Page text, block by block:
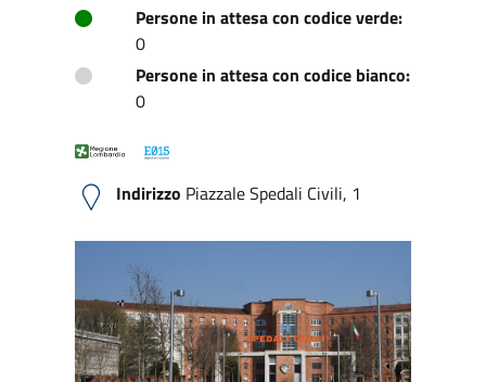
Persone in attesa con codice verde:
0
Persone in attesa con codice bianco:
0
Indirizzo Piazzale Spedali Civili, 1